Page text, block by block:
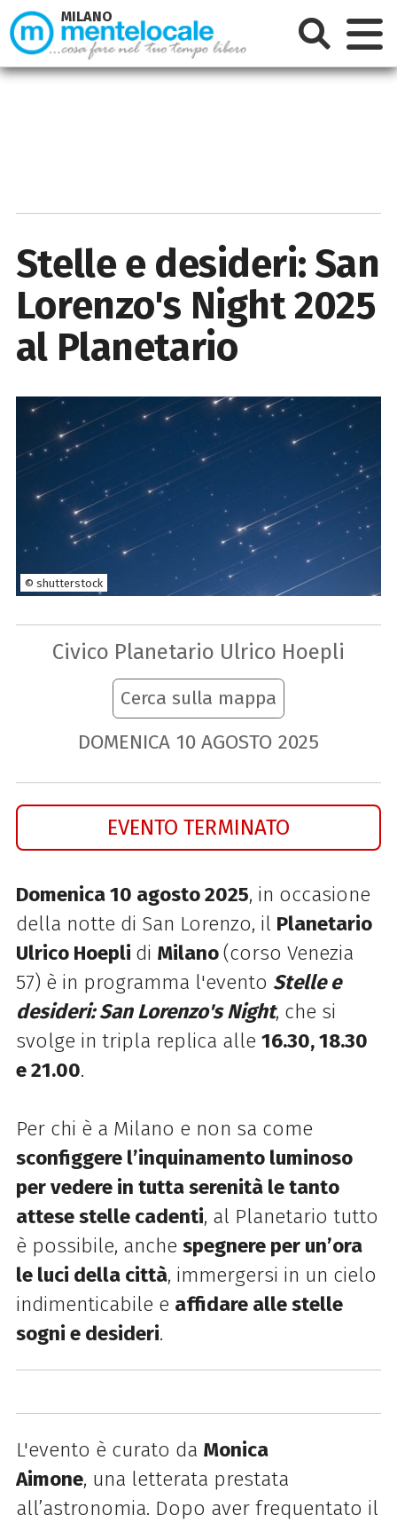
Stelle e desideri: San
Lorenzo's Night 2025
al Planetario
© shutterstock
Civico Planetario Ulrico Hoepli
Cerca sulla mappa
DOMENICA 10 AGOSTO 2025
EVENTO TERMINATO
Domenica 10 agosto 2025, in occasione
della notte di San Lorenzo, il Planetario
Ulrico Hoepli di Milano(corso Venezia
57) è in programma l'evento Stelle e
desideri: San Lorenzo's Night, che si
svolge in tripla replica alle 16.30, 18.30
e 21.00.
Per chi è a Milano e non sa come
sconfiggere l’inquinamento luminoso
per vedere in tutta serenità le tanto
attese stelle cadenti, al Planetario tutto
è possibile, anche spegnere per un’ora
le luci della città, immergersi in un cielo
indimenticabile e affidare alle stelle
sogni e desideri.
L'evento è curato da Monica
Aimone, una letterata prestata
all’astronomia. Dopo aver frequentato il
MILANO